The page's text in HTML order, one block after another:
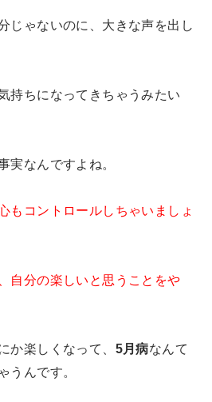
じゃないのに、大きな声を出し
持ちになってきちゃうみたい
実なんですよね。
もコントロールしちゃいましょ
自分の楽しいと思うことをや
か楽しくなって、 5月病なんて
うんです。